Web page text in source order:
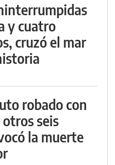
y cuatro
cruzó el mar
robado con
seis
la muerte